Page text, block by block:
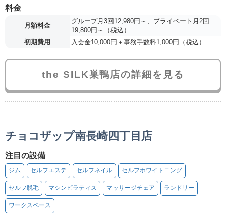
料金
月額料金
グループ月3回12,980円～、プライベート月2回
19,800円～（税込）
初期費用
入会金10,000円＋事務手数料1,000円（税込）
the SILK巣鴨店の詳細を見る
チョコザップ南長崎四丁目店
注目の設備
ジム セルフエステ セルフネイル セルフホワイトニング
セルフ脱毛 マシンピラティス マッサージチェア ランドリー
ワークスペース